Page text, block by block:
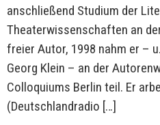
anschließend Studium der
Theaterwissenschaften an
freier Autor, 1998 nahm er –
Georg Klein – an der
Colloquiums Berlin teil. Er
(Deutschlandradio […]